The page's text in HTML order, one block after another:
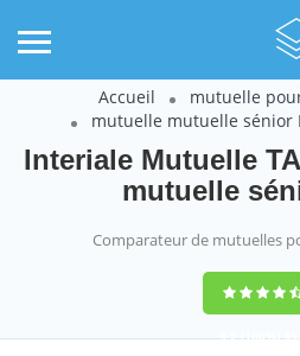
Accueil
mutuelle
mutuelle mutuelle sénior
Interiale Mutuelle
mutuelle
Comparateur de mutuelles
9,2(100%)